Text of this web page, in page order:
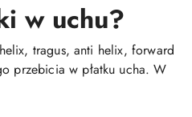
w uchu?
tragus, anti helix, forward
przebicia w płatku ucha. W